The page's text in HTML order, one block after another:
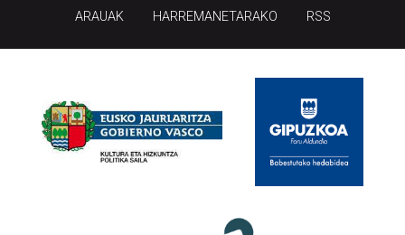
ARAUAK HARREMANETARAKO RSS